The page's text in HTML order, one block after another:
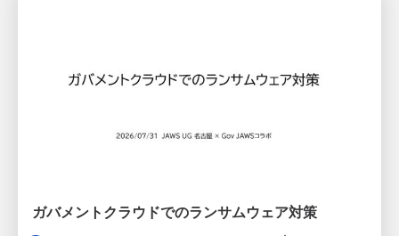
ガバメントクラウドでのランサムウェア対策